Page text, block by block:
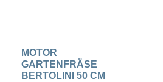
MOTOR
GARTENFRÄSE
BERTOLINI 50 CM